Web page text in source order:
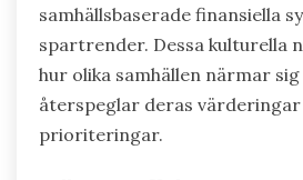
samhällsbaserade finansiella
spartrender. Dessa kulturella
hur olika samhällen närmar
återspeglar deras
prioriteringar.